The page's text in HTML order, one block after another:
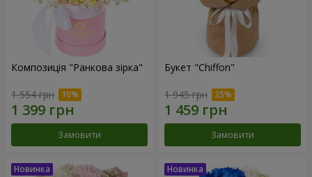
Композиція "Ранкова зірка"
1 554 грн
Замовити
Букет "Chiffon"
1 945 грн
Замовити